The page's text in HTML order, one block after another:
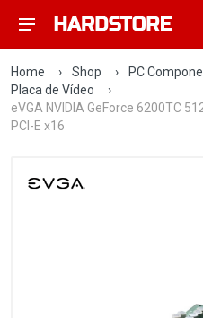
Home › Shop › PC
Placa de Vídeo
›
eVGA NVIDIA GeForce 6200TC
PCI-E x16